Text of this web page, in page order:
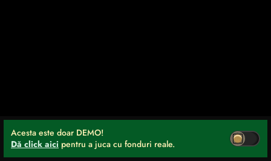
Acesta este doar DEMO!
Dă click aici pentru a juca cu fonduri reale.